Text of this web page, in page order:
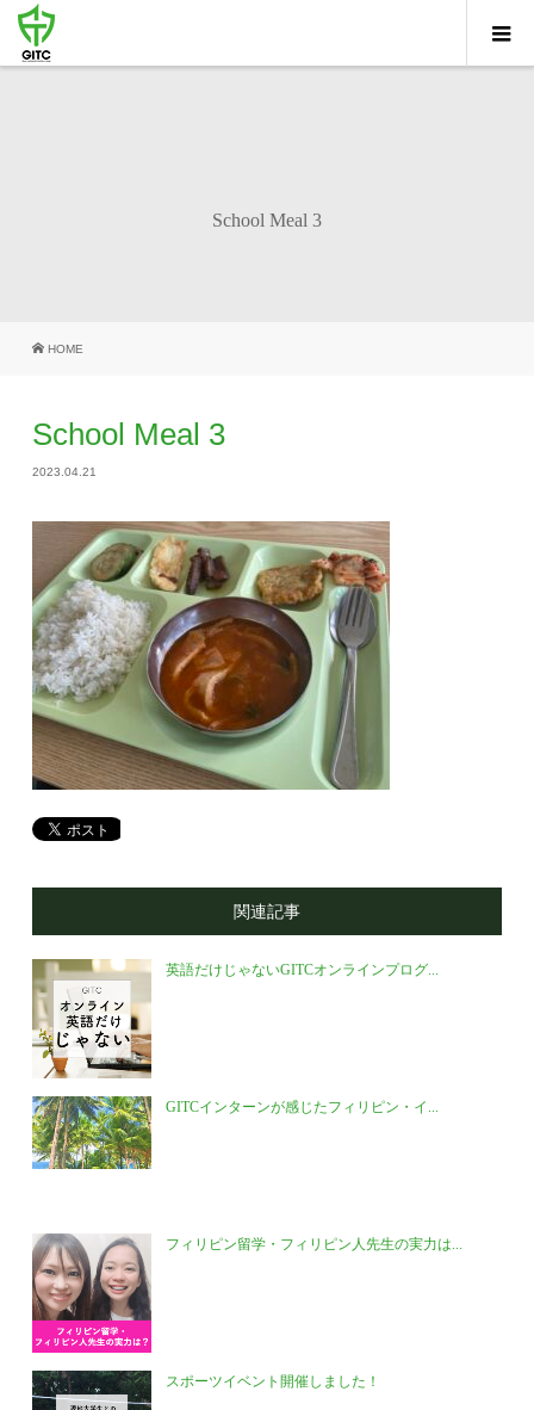
School Meal 3
HOME
School Meal 3
2023.04.21
関連記事
英語だけじゃないGITCオンラインプログ...
GITCインターンが感じたフィリピン・イ...
フィリピン留学・フィリピン人先生の実力は...
スポーツイベント開催しました！